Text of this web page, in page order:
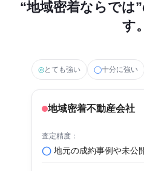
“地域密着ならでは
す。
◎とても強い ◯十分に強い
地域密着不動産会社
◯ 地元の成約事例や未公